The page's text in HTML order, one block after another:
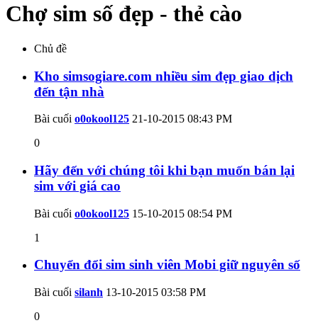
Chợ sim số đẹp - thẻ cào
Chủ đề
Kho simsogiare.com nhiều sim đẹp giao dịch
đến tận nhà
Bài cuối o0okool125 21-10-2015 08:43 PM
0
Hãy đến với chúng tôi khi bạn muốn bán lại
sim với giá cao
Bài cuối o0okool125 15-10-2015 08:54 PM
1
Chuyển đổi sim sinh viên Mobi giữ nguyên số
Bài cuối silanh 13-10-2015 03:58 PM
0